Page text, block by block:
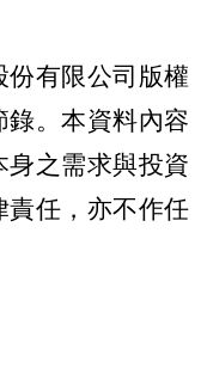
份有限公司版權
錄。本資料內容
身之需求與投資
責任，亦不作任